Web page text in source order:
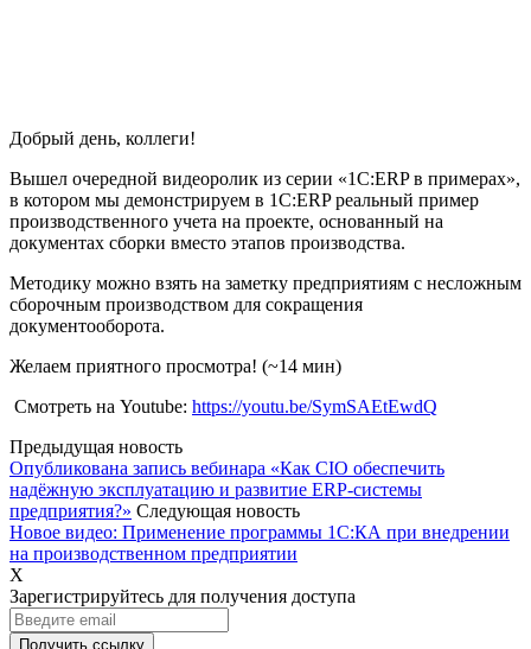
Добрый день, коллеги!
Вышел очередной видеоролик из серии «1C:ERP в примерах»,
в котором мы демонстрируем в 1C:ERP реальный пример
производственного учета на проекте, основанный на
документах сборки вместо этапов производства.
Методику можно взять на заметку предприятиям с несложным
сборочным производством для сокращения
документооборота.
Желаем приятного просмотра! (~14 мин)
Смотреть на Youtube: https://youtu.be/SymSAEtEwdQ
Предыдущая новость
Опубликована запись вебинара «Как CIO обеспечить
надёжную эксплуатацию и развитие ERP-системы
предприятия?» Следующая новость
Новое видео: Применение программы 1С:КА при внедрении
на производственном предприятии
X
Зарегистрируйтесь для получения доступа